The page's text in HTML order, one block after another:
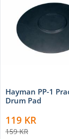
Hayman PP-1
Drum Pad
119 KR
159KR